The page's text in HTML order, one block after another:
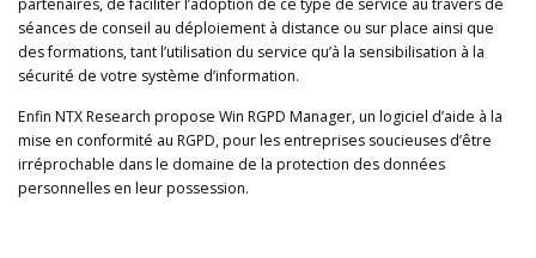
partenaires, de faciliter l’adoption de ce type de service au travers de
séances de conseil au déploiement à distance ou sur place ainsi que
des formations, tant l’utilisation du service qu’à la sensibilisation à la
sécurité de votre système d’information.
Enfin NTX Research propose Win RGPD Manager, un logiciel d’aide à la
mise en conformité au RGPD, pour les entreprises soucieuses d’être
irréprochable dans le domaine de la protection des données
personnelles en leur possession.